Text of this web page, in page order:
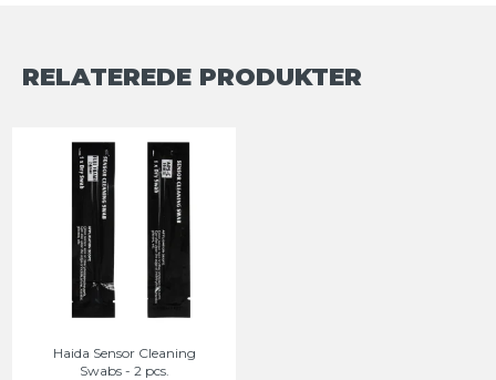
RELATEREDE PRODUKTER
Haida Sensor Cleaning
Swabs - 2 pcs.